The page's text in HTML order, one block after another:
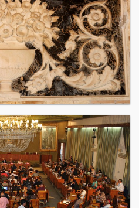
مجموعة صور بيت البلار